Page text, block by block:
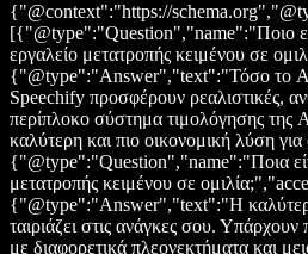
{"@context":"https://
[{"@type":"Question","name":"Ποιο
εργαλείο μετατροπής κειμένου σε
{"@type":"Answer","text":"Τόσο το
Speechify προσφέρουν ρεαλιστικές,
περίπλοκο σύστημα τιμολόγησης της
καλύτερη και πιο οικονομική λύση
{"@type":"Question","name":"Ποια
μετατροπής κειμένου σε
{"@type":"Answer","text":"Η
ταιριάζει στις ανάγκες σου. Υπάρχουν
με διαφορετικά πλεονεκτήματα και